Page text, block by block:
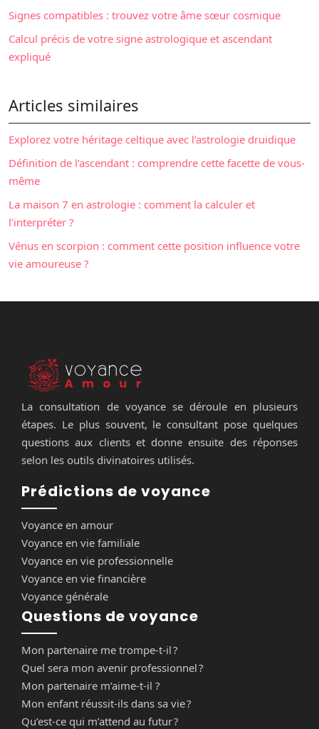
Signes compatibles : trouvez votre âme sœur cosmique
Calcul précis de votre signe astrologique et ascendant
expliqué
Articles similaires
Explorez votre héritage celtique avec l’astrologie druidique
Définition de l’ascendant : comprendre cette facette de vous-
même
La maison 7 en astrologie : comment la calculer et
l’interpréter ?
Vénus en scorpion : comment cette position influence votre
vie amoureuse ?
La consultation de voyance se déroule en plusieurs
étapes. Le plus souvent, le consultant pose quelques
questions aux clients et donne ensuite des réponses
selon les outils divinatoires utilisés.
Prédictions de voyance
Voyance en amour
Voyance en vie familiale
Voyance en vie professionnelle
Voyance en vie financière
Voyance générale
Questions de voyance
Mon partenaire me trompe-t-il ?
Quel sera mon avenir professionnel ?
Mon partenaire m’aime-t-il ?
Mon enfant réussit-ils dans sa vie ?
Qu’est-ce qui m’attend au futur ?